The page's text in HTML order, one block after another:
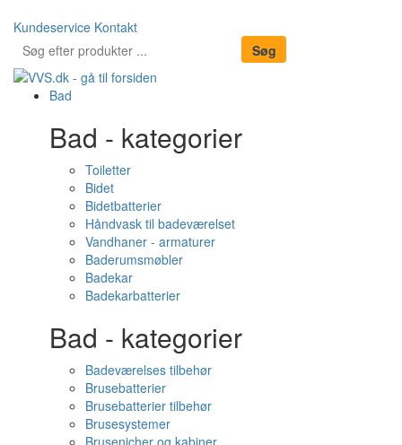
Kundeservice Kontakt
Bad
Bad - kategorier
Toiletter
Bidet
Bidetbatterier
Håndvask til badeværelset
Vandhaner - armaturer
Baderumsmøbler
Badekar
Badekarbatterier
Bad - kategorier
Badeværelses tilbehør
Brusebatterier
Brusebatterier tilbehør
Brusesystemer